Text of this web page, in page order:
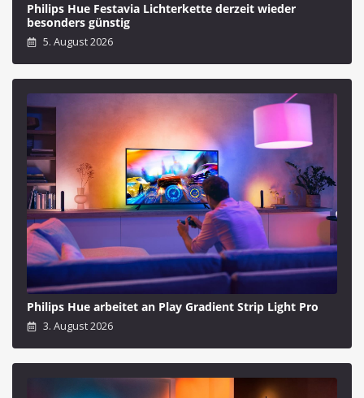
Philips Hue Festavia Lichterkette derzeit wieder
besonders günstig
5. August 2026
Philips Hue arbeitet an Play Gradient Strip Light Pro
3. August 2026